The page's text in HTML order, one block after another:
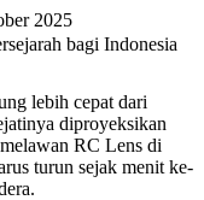
2025
lebih cepat dari
diproyeksikan
RC Lens di
turun sejak menit ke-